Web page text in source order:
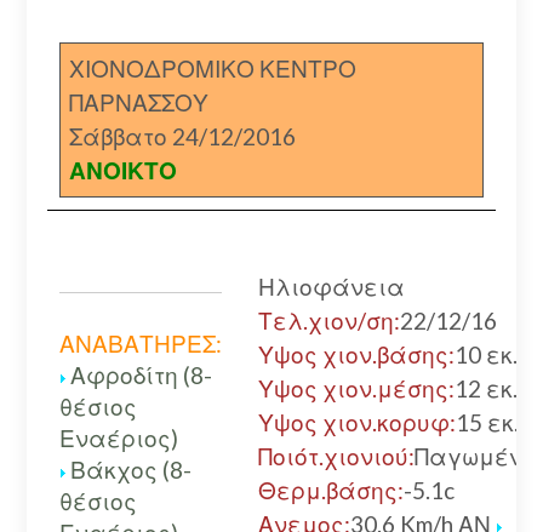
ΧΙΟΝΟΔΡΟΜΙΚΟ ΚΕΝΤΡΟ
ΠΑΡΝΑΣΣΟΥ
Σάββατο 24/12/2016
ΑΝΟΙΚΤΟ
ΑΝΑΒΑΤΗΡΕΣ:
Αφροδίτη (8-
θέσιος
Εναέριος)
Βάκχος (8-
θέσιος
Ηλιοφάνεια
Τελ.χιον/ση:22/12/16
Υψος χιον.βάσης:10 εκ.
Υψος χιον.μέσης:12 εκ.
Υψος χιον.κορυφ:15 εκ.
Ποιότ.χιονιού:Παγωμένο
Θερμ.βάσης:-5.1c
Ανεμος:30.6 Km/h ΑΝ